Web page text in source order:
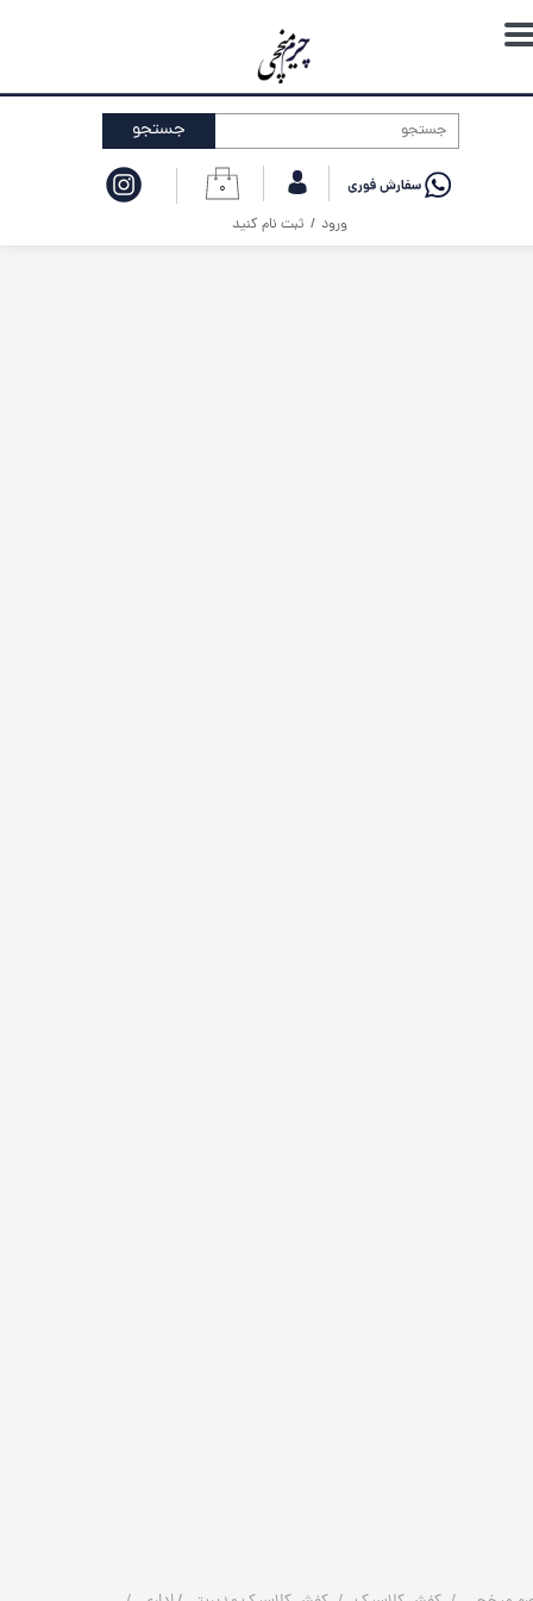
۰
ورود / ثبت نام کنید
حساب کاربری من
تغییر گذر واژه
خروج از حساب کاربری
جستجو